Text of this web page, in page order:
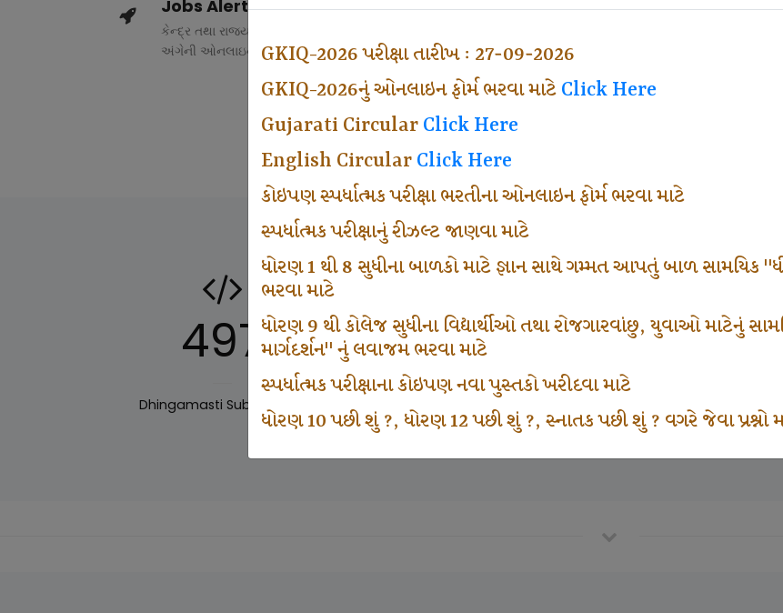
GKIQ-2026 પરીક્ષા તારીખ : 27-09-2026
GKIQ-2026નું ઓનલાઇન ફોર્મ ભરવા માટે Click Here
Gujarati Circular Click Here
English Circular Click Here
કોઇપણ સ્પર્ધાત્મક પરીક્ષા ભરતીના ઓનલાઇન ફોર્મ ભરવા માટે
સ્પર્ધાત્મક પરીક્ષાનું રીઝલ્ટ જાણવા માટે
ધોરણ 1 થી 8 સુધીના બાળકો માટે જ્ઞાન સાથે ગમ્મત આપતું બાળ સામયિક
ભરવા માટે
ધોરણ 9 થી કોલેજ સુધીના વિદ્યાર્થીઓ તથા રોજગારવાંછુ, યુવાઓ માટેનું સામયિક
માર્ગદર્શન" નું લવાજમ ભરવા માટે
સ્પર્ધાત્મક પરીક્ષાના કોઇપણ નવા પુસ્તકો ખરીદવા માટે
ધોરણ 10 પછી શું ?, ધોરણ 12 પછી શું ?, સ્નાતક પછી શું ? વગરે જેવા પ્રશ્નો
Jobs Alert
કેન્દ્ર તથા રાજ્ય સરકારના વિવિધ વિભાગોમાં ભરતી
અંગેની ઓનલાઇન માહિતી.
Competitive Exam Class
હેતુ ફક્ત વ્યવસ્થા ખર્ચ લઇ ચલાવતા વર્ગ.
497
Dhingamasti Subscription
666